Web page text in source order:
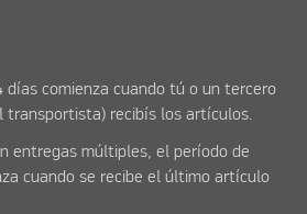
días comienza cuando tú o un tercero
transportista) recibís los artículos.
entregas múltiples, el período de
cuando se recibe el último artículo